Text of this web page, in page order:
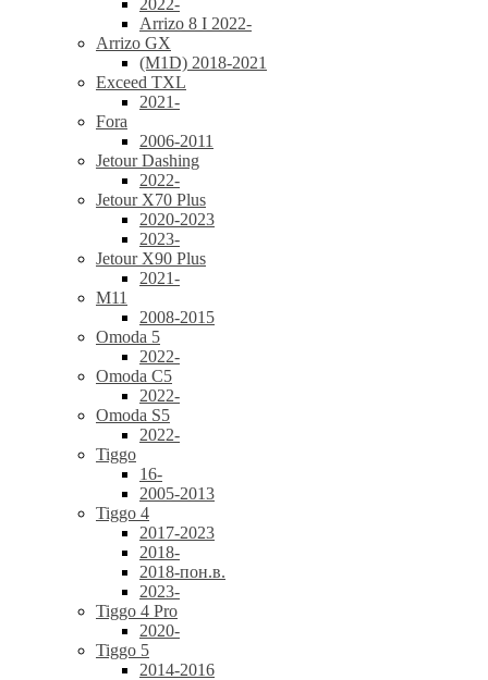
2022-
Arrizo 8 I 2022-
Arrizo GX
(M1D) 2018-2021
Exceed TXL
2021-
Fora
2006-2011
Jetour Dashing
2022-
Jetour X70 Plus
2020-2023
2023-
Jetour X90 Plus
2021-
M11
2008-2015
Omoda 5
2022-
Omoda C5
2022-
Omoda S5
2022-
Tiggo
16-
2005-2013
Tiggo 4
2017-2023
2018-
2018-пон.в.
2023-
Tiggo 4 Pro
2020-
Tiggo 5
2014-2016